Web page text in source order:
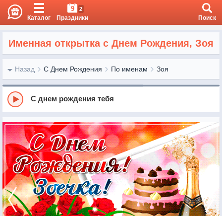
Каталог
9 2
Праздники Поиск
Именная открытка с Днем Рождения, Зоя
Назад С Днем Рождения По именам Зоя
С днем рождения тебя